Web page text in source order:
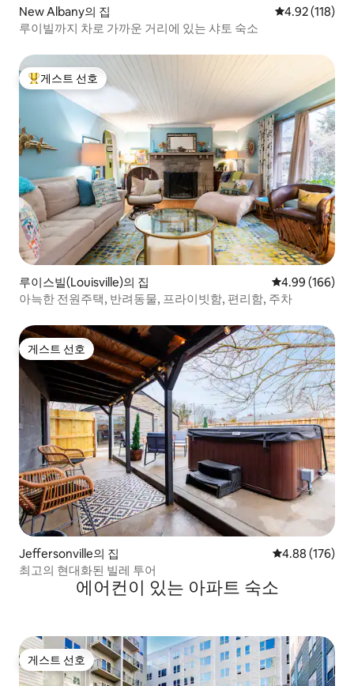
New Albany의 집 평점 4.92점(5
4.92 (118)
루이빌까지 차로 가까운 거리에 있는 샤토 숙소
상위 게스트 선호
게스트 선호
루이스빌(Louisville)의 집 평점 4.99점(5
4.99 (166)
아늑한 전원주택, 반려동물, 프라이빗함, 편리함, 주차
게스트 선호
게스트 선호
Jeffersonville의 집 평점 4.88점(5
4.88 (176)
최고의 현대화된 빌레 투어
에어컨이 있는 아파트 숙소
게스트 선호
게스트 선호